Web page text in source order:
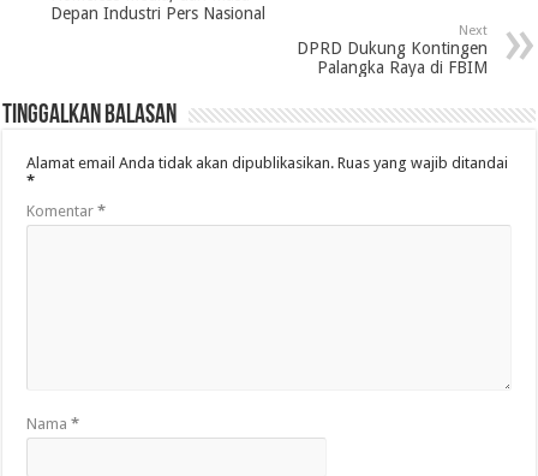
Depan Industri Pers Nasional
Next
DPRD Dukung Kontingen
Palangka Raya di FBIM
Tinggalkan Balasan
Alamat email Anda tidak akan dipublikasikan. Ruas yang wajib ditandai
*
Komentar*
Nama*